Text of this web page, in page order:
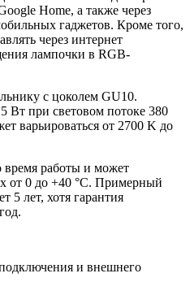
Home, а также через
гаджетов. Кроме того,
через интернет
лампочки в RGB-
с цоколем GU10.
Вт при световом потоке 380
варьироваться от 2700 K до
время работы и может
от 0 до +40 °C. Примерный
5 лет, хотя гарантия
и внешнего